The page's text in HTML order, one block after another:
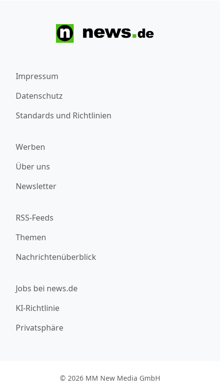
Impressum
Datenschutz
Standards und Richtlinien
Werben
Über uns
Newsletter
RSS-Feeds
Themen
Nachrichtenüberblick
Jobs bei news.de
KI-Richtlinie
Privatsphäre
© 2026 MM New Media GmbH